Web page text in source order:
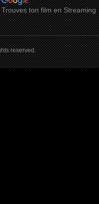
Trouves ton film en Streaming
reserved.